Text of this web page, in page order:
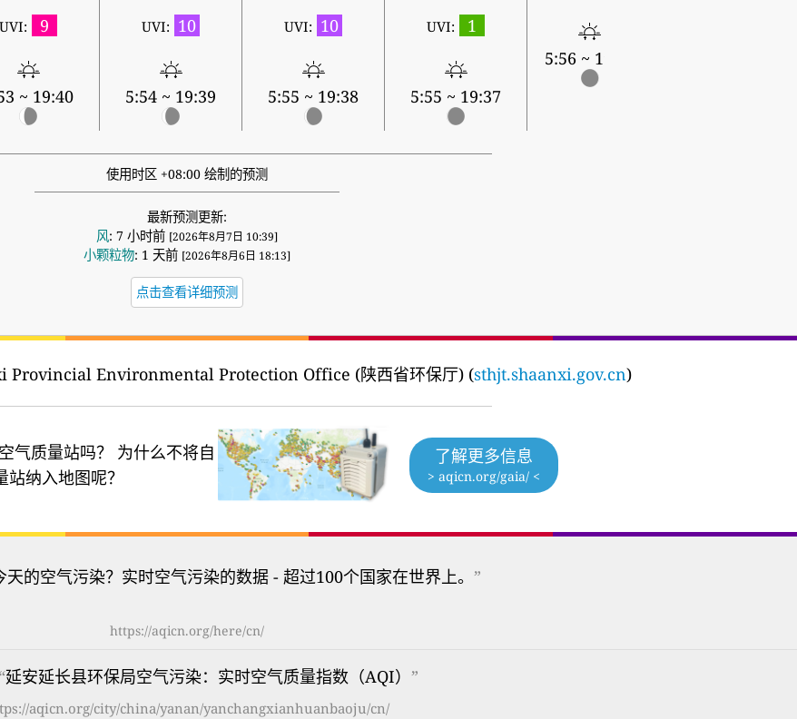
UVI: 9
~ 19:40
UVI: 10
5:54 ~ 19:39
UVI: 10
5:55 ~ 19:38
UVI: 1
5:55 ~ 19:37
5:56 ~ 19:35
使用时区 +08:00 绘制的预测
最新预测更新:
风: 7 小时前 [2026年8月7日 10:39]
小颗粒物: 1 天前 [2026年8月6日 18:13]
点击查看详细预测
Provincial Environmental Protection Office (陕西省环保厅) (sthjt.shaanxi.gov.cn)
气质量站吗？
为什么不将自
站纳入地图呢？
了解更多信息
> aqicn.org/gaia/ <
天的空气污染？实时空气污染的数据 - 超过100个国家在世界上。 ”
https://aqicn.org/here/cn/
延安延长县环保局空气污染：实时空气质量指数（AQI） ”
aqicn.org/city/china/yanan/yanchangxianhuanbaoju/cn/